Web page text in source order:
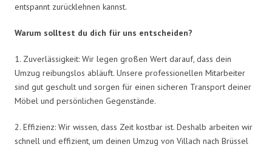
entspannt zurücklehnen kannst.
Warum solltest du dich für uns entscheiden?
1. Zuverlässigkeit: Wir legen großen Wert darauf, dass dein
Umzug reibungslos abläuft. Unsere professionellen Mitarbeiter
sind gut geschult und sorgen für einen sicheren Transport deiner
Möbel und persönlichen Gegenstände.
2. Effizienz: Wir wissen, dass Zeit kostbar ist. Deshalb arbeiten wir
schnell und effizient, um deinen Umzug von Villach nach Brüssel